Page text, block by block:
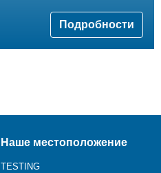
Подробности
Наше местоположение
TESTING